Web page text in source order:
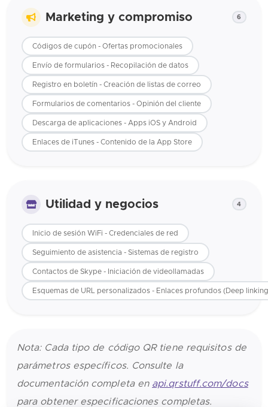
Marketing y compromiso 6
Códigos de cupón - Ofertas promocionales
Envío de formularios - Recopilación de datos
Registro en boletín - Creación de listas de correo
Formularios de comentarios - Opinión del cliente
Descarga de aplicaciones - Apps iOS y Android
Enlaces de iTunes - Contenido de la App Store
Utilidad y negocios 4
Inicio de sesión WiFi - Credenciales de red
Seguimiento de asistencia - Sistemas de registro
Contactos de Skype - Iniciación de videollamadas
Esquemas de URL personalizados - Enlaces profundos (Deep
Nota: Cada tipo de código QR tiene requisitos de
parámetros específicos. Consulte la
documentación completa en api.qrstuff.com/docs
para obtener especificaciones completas.